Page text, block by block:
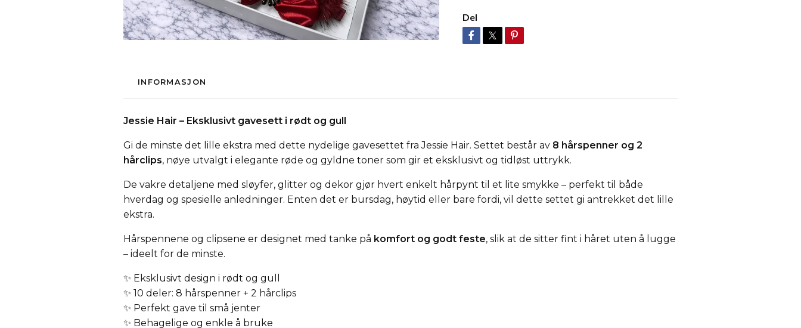
Del
INFORMASJON
Jessie Hair – Eksklusivt gavesett i rødt og gull
Gi de minste det lille ekstra med dette nydelige gavesettet fra Jessie Hair. Settet består av 8 hårspenner og 2
hårclips, nøye utvalgt i elegante røde og gyldne toner som gir et eksklusivt og tidløst uttrykk.
De vakre detaljene med sløyfer, glitter og dekor gjør hvert enkelt hårpynt til et lite smykke – perfekt til både
hverdag og spesielle anledninger. Enten det er bursdag, høytid eller bare fordi, vil dette settet gi antrekket det lille
ekstra.
Hårspennene og clipsene er designet med tanke på komfort og godt feste, slik at de sitter fint i håret uten å lugge
– ideelt for de minste.
✨ Eksklusivt design i rødt og gull
✨ 10 deler: 8 hårspenner + 2 hårclips
✨ Perfekt gave til små jenter
✨ Behagelige og enkle å bruke